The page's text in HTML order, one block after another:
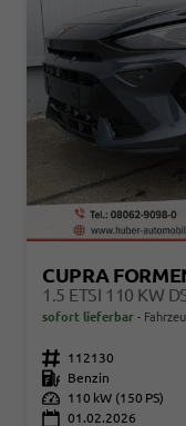
CUPRA
1.5 ETSI 110 KW
sofort lieferbar
Fahrzeugnr. 112130
Kraftstoff
Benzin
Leistung
110 kW (150 PS)
01.02.2026